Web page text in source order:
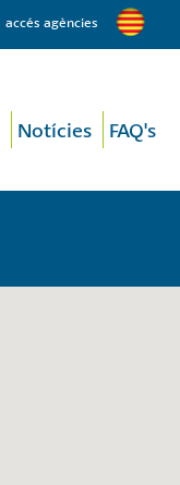
accés agències
Notícies FAQ's